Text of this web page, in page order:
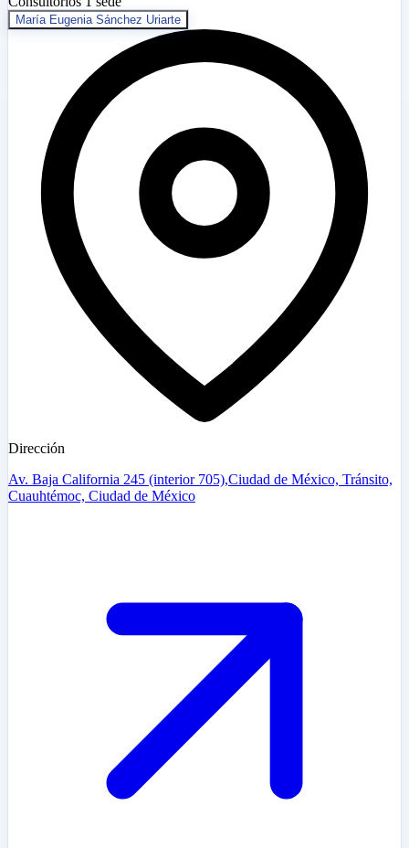
María Eugenia Sánchez Uriarte
Dirección
Av. Baja California 245 (interior 705),Ciudad de México, Tránsito,
Cuauhtémoc, Ciudad de México